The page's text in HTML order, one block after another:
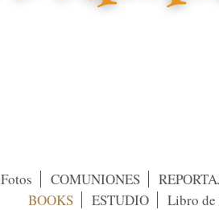
Fotos COMUNIONES
BOOKS
ESTUDIO Libro de